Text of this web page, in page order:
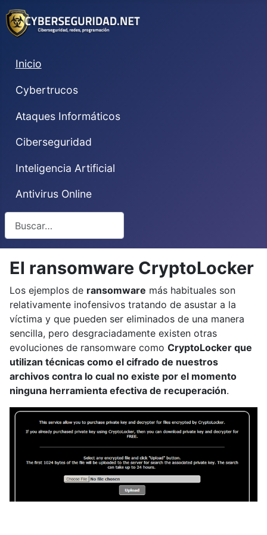
Inicio
Cybertrucos
Ataques Informáticos
Ciberseguridad
Inteligencia Artificial
Antivirus Online
El ransomware CryptoLocker
Los ejemplos de ransomware más habituales son
relativamente inofensivos tratando de asustar a la
víctima y que pueden ser eliminados de una manera
sencilla, pero desgraciadamente existen otras
evoluciones de ransomware como CryptoLocker que
utilizan técnicas como el cifrado de nuestros
archivos contra lo cual no existe por el momento
ninguna herramienta efectiva de recuperación.